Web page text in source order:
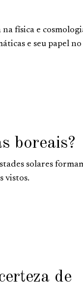
física e
e seu papel no
boreais?
solares
vistos.
de